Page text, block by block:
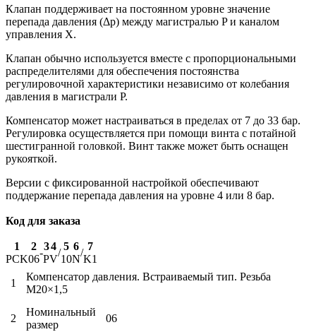
Клапан поддерживает на постоянном уровне значение
перепада давления (Δp) между магистралью P и каналом
управления Х.
Клапан обычно используется вместе с пропорциональными
распределителями для обеспечения постоянства
регулировочной характеристики независимо от колебания
давления в магистрали Р.
Компенсатор может настраиваться в пределах от 7 до 33 бар.
Регулировка осуществляется при помощи винта с потайной
шестигранной головкой. Винт также может быть оснащен
рукояткой.
Версии с фиксированной настройкой обеспечивают
поддержание перепада давления на уровне 4 или 8 бар.
Код для заказа
1 2
-
34
/
5 6
/
7
PCK06 PV 10N K1
1
Компенсатор давления. Встраиваемый тип. Резьба
M20×1,5
2
Номинальный
размер
06